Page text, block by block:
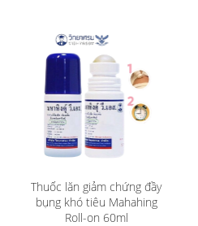
Thuốc lăn giảm chứng đầy
bụng khó tiêu Mahahing
Roll-on 60ml